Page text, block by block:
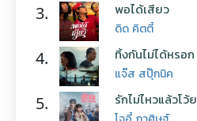
3. พอได้เสียว
ดิด คิตตี้
4. ทิ้งกันไม่ได้หรอก
แจ๊ส สปุ๊กนิค
5. รักไม่ไหวแล้วโว้ย